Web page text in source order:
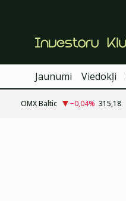
Jaunumi Viedokļi
OMX Baltic −0,04% 315,18